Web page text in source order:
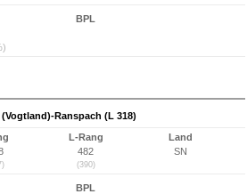
BPL
Ranspach (L 318)
L-Rang
482
(390)
Land
SN
BPL